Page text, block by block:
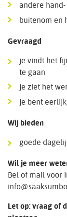
andere
buitenom en
Gevraagd
je vindt het
te gaan
je ziet het
je bent
Wij bieden
goede
Wil je meer
Bel of mail voor
Let op: vraag of